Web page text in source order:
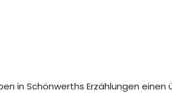
in Schönwerths Erzählungen